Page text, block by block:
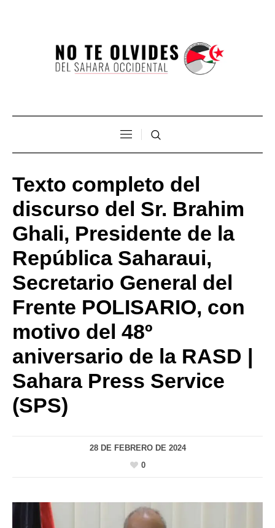
Texto completo del
discurso del Sr. Brahim
Ghali, Presidente de la
República Saharaui,
Secretario General del
Frente POLISARIO, con
motivo del 48º
aniversario de la RASD |
Sahara Press Service
(SPS)
28 DE FEBRERO DE 2024
0